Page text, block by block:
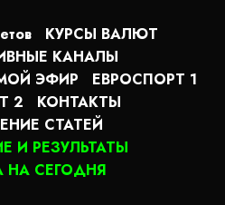
КУРСЫ ВАЛЮТ
КАНАЛЫ
ЭФИР
ЕВРОСПОРТ 1
2
КОНТАКТЫ
СТАТЕЙ
И РЕЗУЛЬТАТЫ
НА СЕГОДНЯ